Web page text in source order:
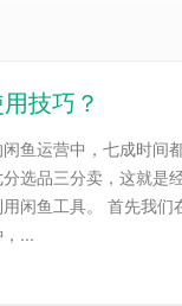
技巧？
鱼运营中，七成时间
选品三分卖，这就是
闲鱼工具。 首先我
...